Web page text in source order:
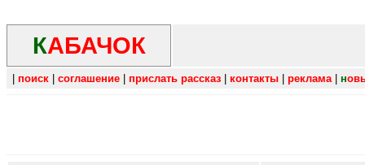
КАБАЧОК
поиск соглашение прислать рассказ контакты реклама| н